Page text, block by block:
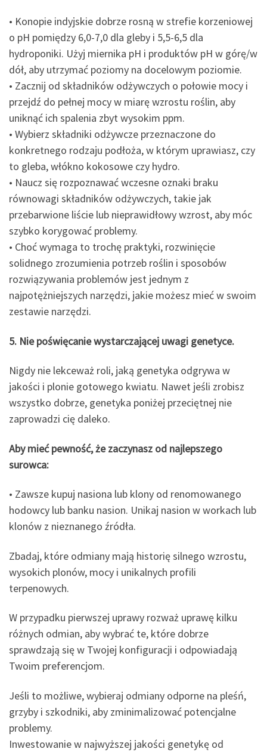
• Konopie indyjskie dobrze rosną w strefie korzeniowej
o pH pomiędzy 6,0-7,0 dla gleby i 5,5-6,5 dla
hydroponiki. Użyj miernika pH i produktów pH w górę/w
dół, aby utrzymać poziomy na docelowym poziomie.
• Zacznij od składników odżywczych o połowie mocy i
przejdź do pełnej mocy w miarę wzrostu roślin, aby
uniknąć ich spalenia zbyt wysokim ppm.
• Wybierz składniki odżywcze przeznaczone do
konkretnego rodzaju podłoża, w którym uprawiasz, czy
to gleba, włókno kokosowe czy hydro.
• Naucz się rozpoznawać wczesne oznaki braku
równowagi składników odżywczych, takie jak
przebarwione liście lub nieprawidłowy wzrost, aby móc
szybko korygować problemy.
• Choć wymaga to trochę praktyki, rozwinięcie
solidnego zrozumienia potrzeb roślin i sposobów
rozwiązywania problemów jest jednym z
najpotężniejszych narzędzi, jakie możesz mieć w swoim
zestawie narzędzi.
5. Nie poświęcanie wystarczającej uwagi genetyce.
Nigdy nie lekceważ roli, jaką genetyka odgrywa w
jakości i plonie gotowego kwiatu. Nawet jeśli zrobisz
wszystko dobrze, genetyka poniżej przeciętnej nie
zaprowadzi cię daleko.
Aby mieć pewność, że zaczynasz od najlepszego
surowca:
• Zawsze kupuj nasiona lub klony od renomowanego
hodowcy lub banku nasion. Unikaj nasion w workach lub
klonów z nieznanego źródła.
Zbadaj, które odmiany mają historię silnego wzrostu,
wysokich plonów, mocy i unikalnych profili
terpenowych.
W przypadku pierwszej uprawy rozważ uprawę kilku
różnych odmian, aby wybrać te, które dobrze
sprawdzają się w Twojej konfiguracji i odpowiadają
Twoim preferencjom.
Jeśli to możliwe, wybieraj odmiany odporne na pleśń,
grzyby i szkodniki, aby zminimalizować potencjalne
problemy.
Inwestowanie w najwyższej jakości genetykę od